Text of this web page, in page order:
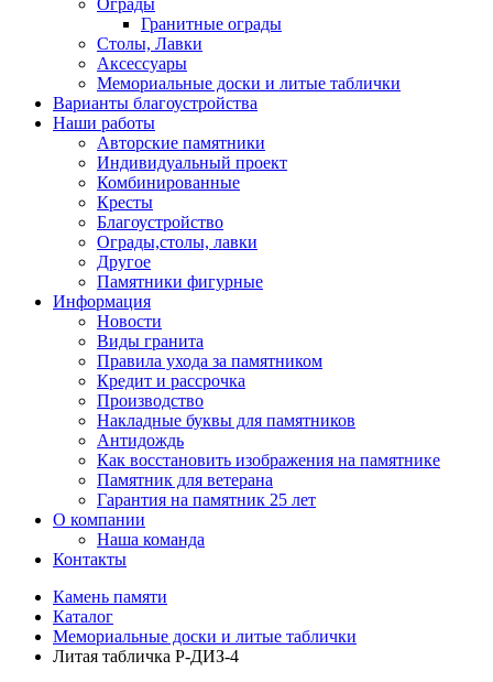
Гранитные ограды
Столы, Лавки
Аксессуары
Мемориальные доски и литые таблички
Варианты благоустройства
Наши работы
Авторские памятники
Индивидуальный проект
Комбинированные
Кресты
Благоустройство
Ограды,столы, лавки
Другое
Памятники фигурные
Информация
Новости
Виды гранита
Правила ухода за памятником
Кредит и рассрочка
Производство
Накладные буквы для памятников
Антидождь
Как восстановить изображения на памятнике
Памятник для ветерана
Гарантия на памятник 25 лет
О компании
Наша команда
Контакты
Камень памяти
Каталог
Мемориальные доски и литые таблички
Литая табличка Р-ДИЗ-4